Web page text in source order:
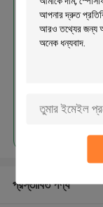
প্রস্তাবিত পণ্য